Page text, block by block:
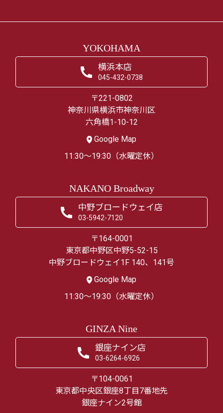
YOKOHAMA
横浜本店
045-432-0738
〒221-0802
神奈川県横浜市神奈川区
六角橋1-10-12
Google Map
11:30～19:30（水曜定休）
NAKANO Broadway
中野ブロードウェイ店
03-5942-7120
〒164-0001
東京都中野区中野5-52-15
中野ブロードウェイ1F 140、141号
Google Map
11:30～19:30（水曜定休）
GINZA Nine
銀座ナイン店
03-6264-6926
〒104-0061
東京都中央区銀座8丁目7番地先
銀座ナイン2号館